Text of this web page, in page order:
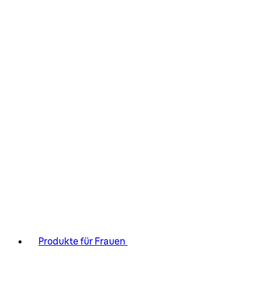
Produkte für Frauen